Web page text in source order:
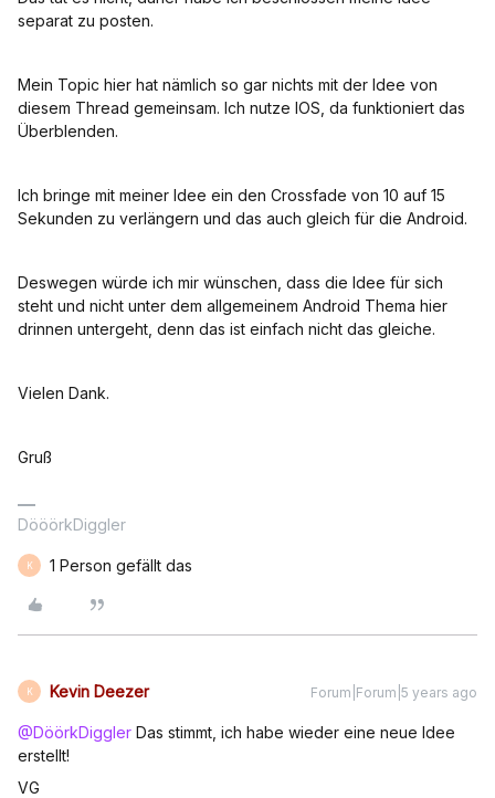
separat zu posten.
Mein Topic hier hat nämlich so gar nichts mit der Idee von
diesem Thread gemeinsam. Ich nutze IOS, da funktioniert das
Überblenden.
Ich bringe mit meiner Idee ein den Crossfade von 10 auf 15
Sekunden zu verlängern und das auch gleich für die Android.
Deswegen würde ich mir wünschen, dass die Idee für sich
steht und nicht unter dem allgemeinem Android Thema hier
drinnen untergeht, denn das ist einfach nicht das gleiche.
Vielen Dank.
Gruß
DööörkDiggler
K 1 Person gefällt das
K Kevin Deezer Forum|Forum|5 years ago
@DöörkDiggler Das stimmt, ich habe wieder eine neue Idee
erstellt!
VG